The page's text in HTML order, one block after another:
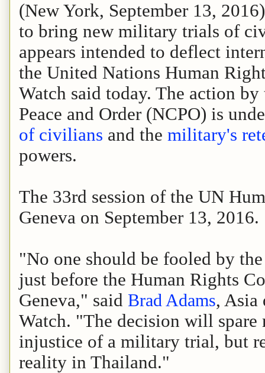
(New York, September 13,
to bring new military trials of
appears intended to deflect
the United Nations Human
Watch said today. The action
Peace and Order (NCPO) is
of civilians and the military's
powers.
The 33rd session of the UN
Geneva on September 13, 2016.
"No one should be fooled by
just before the Human Rights
Geneva," said Brad Adams, Asia
Watch. "The decision will
injustice of a military trial, but
reality in Thailand."